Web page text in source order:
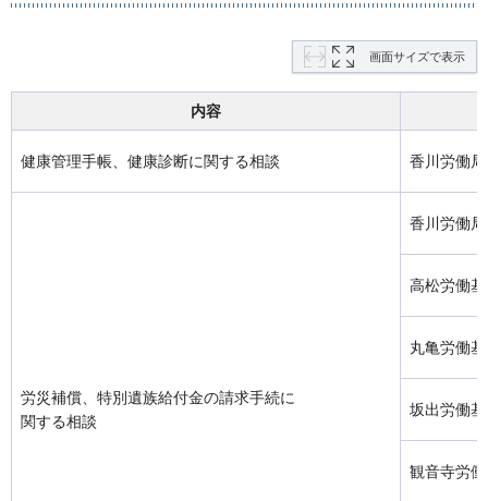
画面サイズで表示
内容
健康管理手帳、健康診断に関する相談 香川労働
労災補償、特別遺族給付金の請求手続に
関する相談
香川労働
高松労働
丸亀労働
坂出労働
観音寺労